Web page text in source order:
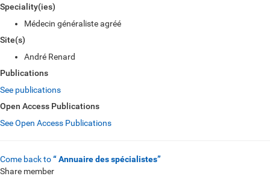
Speciality(ies)
Médecin généraliste agréé
Site(s)
André Renard
Publications
See publications
Open Access Publications
See Open Access Publications
Come back to“ Annuaire des spécialistes”
Share member